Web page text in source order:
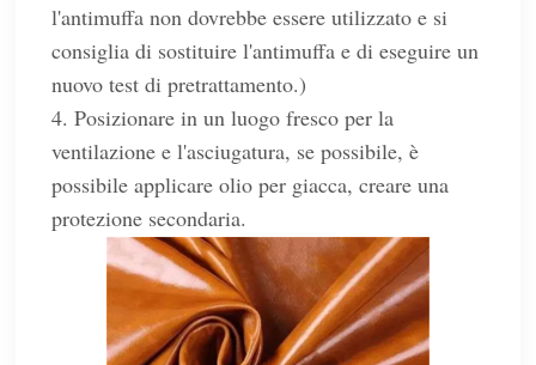
l'antimuffa non dovrebbe essere utilizzato e si
consiglia di sostituire l'antimuffa e di eseguire un
nuovo test di pretrattamento.)
4. Posizionare in un luogo fresco per la
ventilazione e l'asciugatura, se possibile, è
possibile applicare olio per giacca, creare una
protezione secondaria.